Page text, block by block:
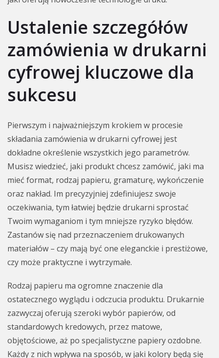
Ustalenie szczegółów
zamówienia w drukarni
cyfrowej kluczowe dla
sukcesu
Pierwszym i najważniejszym krokiem w procesie
składania zamówienia w drukarni cyfrowej jest
dokładne określenie wszystkich jego parametrów.
Musisz wiedzieć, jaki produkt chcesz zamówić, jaki ma
mieć format, rodzaj papieru, gramaturę, wykończenie
oraz nakład. Im precyzyjniej zdefiniujesz swoje
oczekiwania, tym łatwiej będzie drukarni sprostać
Twoim wymaganiom i tym mniejsze ryzyko błędów.
Zastanów się nad przeznaczeniem drukowanych
materiałów – czy mają być one eleganckie i prestiżowe,
czy może praktyczne i wytrzymałe.
Rodzaj papieru ma ogromne znaczenie dla
ostatecznego wyglądu i odczucia produktu. Drukarnie
zazwyczaj oferują szeroki wybór papierów, od
standardowych kredowych, przez matowe,
objętościowe, aż po specjalistyczne papiery ozdobne.
Każdy z nich wpływa na sposób, w jaki kolory będą się